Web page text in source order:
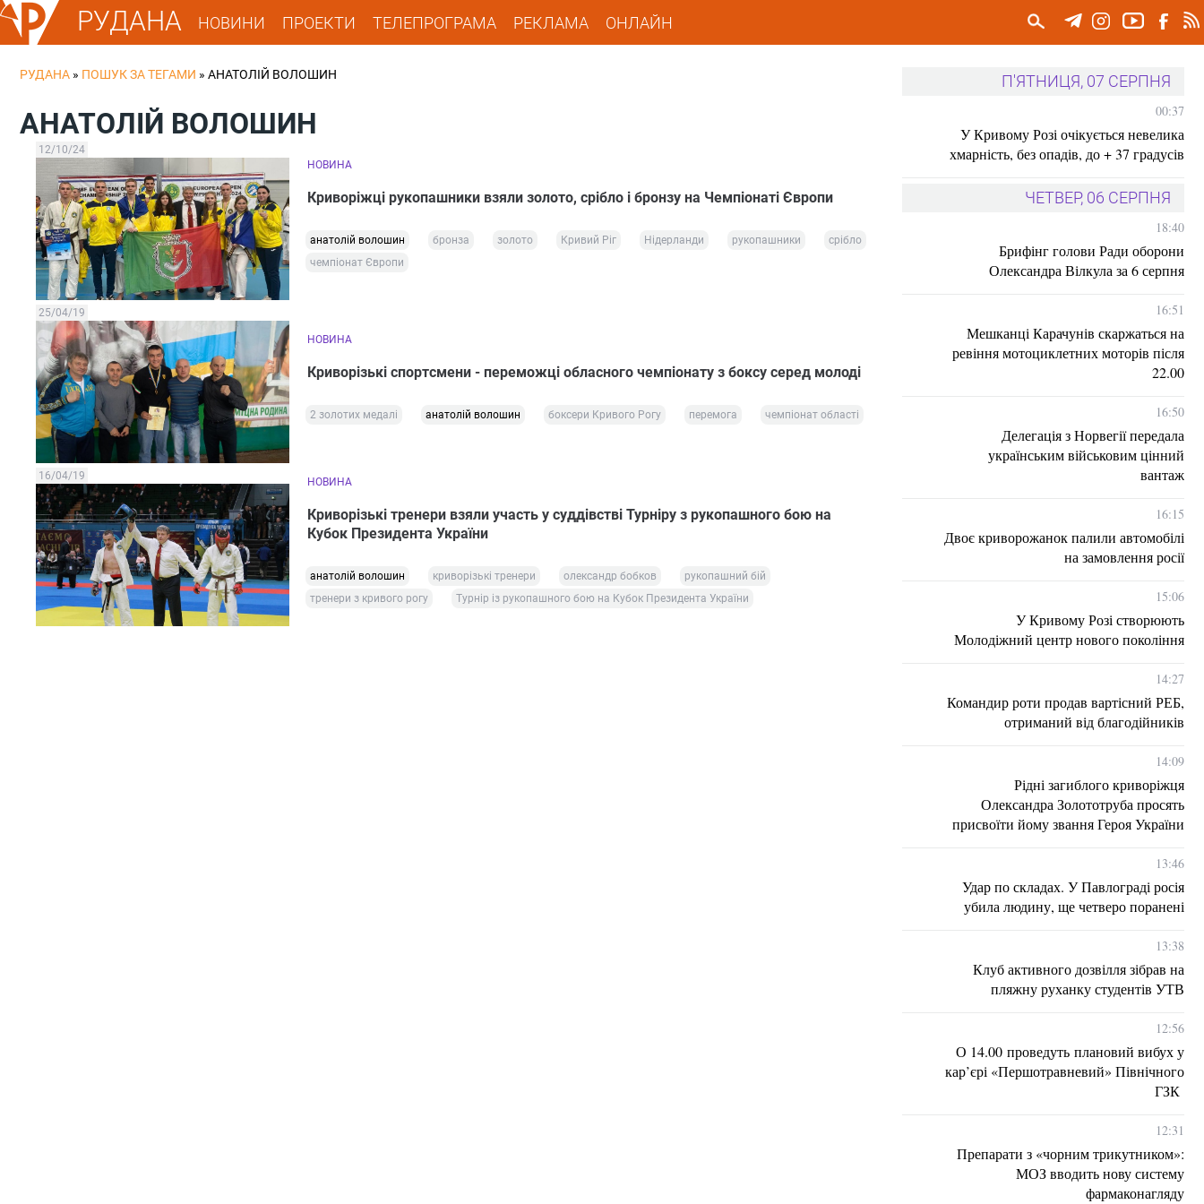
РУДАНА НОВИНИ ПРОЕКТИ ТЕЛЕПРОГРАМА РЕКЛАМА ОНЛАЙН
РУДАНА » ПОШУК ЗА ТЕГАМИ » АНАТОЛІЙ ВОЛОШИН
АНАТОЛІЙ ВОЛОШИН
12/10/24
НОВИНА
Криворіжці рукопашники взяли золото, срібло і бронзу на Чемпіонаті Європи
анатолій волошин бронза золото Кривий Ріг Нідерланди рукопашники
срібло
чемпіонат Європи
25/04/19
НОВИНА
Криворізькі спортсмени - переможці обласного чемпіонату з боксу серед молоді
2 золотих медалі анатолій волошин боксери Кривого Рогу перемога чемпіонат області
16/04/19 НОВИНА
Криворізькі тренери взяли участь у суддівстві Турніру з рукопашного бою на
Кубок Президента України
анатолій волошин криворізькі тренери олександр бобков
рукопашний бій
тренери з кривого рогу
Турнір із рукопашного бою на Кубок Президента України
П'ЯТНИЦЯ, 07 СЕРПНЯ
00:37
У Кривому Розі очікується невелика
хмарність, без опадів, до + 37 градусів
ЧЕТВЕР, 06 СЕРПНЯ
18:40
Брифінг голови Ради оборони
Олександра Вілкула за 6 серпня
16:51
Мешканці Карачунів скаржаться на
ревіння мотоциклетних моторів після
22.00
16:50
Делегація з Норвегії передала
українським військовим цінний
вантаж
16:15
Двоє криворожанок палили автомобілі
на замовлення росії
15:06
У Кривому Розі створюють
Молодіжний центр нового покоління
14:27
Командир роти продав вартісний РЕБ,
отриманий від благодійників
14:09
Рідні загиблого криворіжця
Олександра Золототруба просять
присвоїти йому звання Героя України
13:46
Удар по складах. У Павлограді росія
убила людину, ще четверо поранені
13:38
Клуб активного дозвілля зібрав на
пляжну руханку студентів УТВ
12:56
О 14.00 проведуть плановий вибух у
кар’єрі «Першотравневий» Північного
ГЗК
12:31
Препарати з «чорним трикутником»:
МОЗ вводить нову систему
фармаконагляду